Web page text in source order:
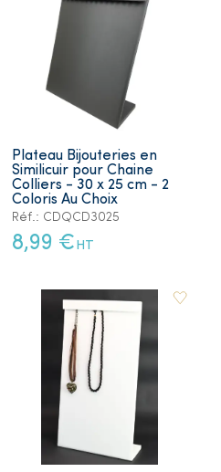
Plateau Bijouteries en
Similicuir pour Chaine
Colliers - 30 x 25 cm - 2
Coloris Au Choix
Réf.: CDQCD3025
8,99 € HT